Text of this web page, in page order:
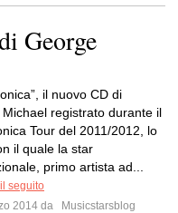
George
il nuovo CD di
registrato durante il
Tour del 2011/2012, lo
il quale la star
primo artista ad...
seguito
2014 da
Musicstarsblog